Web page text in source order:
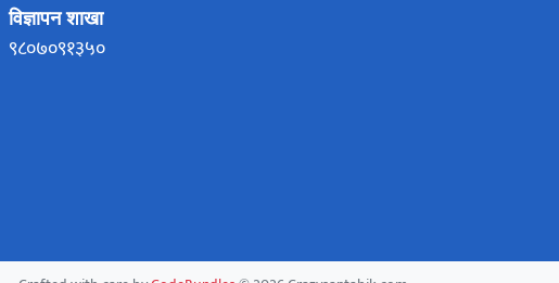
विज्ञापन शाखा
९८०७०९१३५०